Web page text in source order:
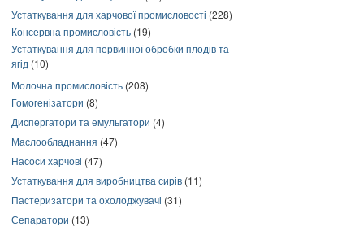
Устаткування для харчової промисловості (228)
Консервна промисловість (19)
Устаткування для первинної обробки плодів та
ягід (10)
Молочна промисловість (208)
Гомогенізатори (8)
Диспергатори та емульгатори (4)
Маслообладнання (47)
Насоси харчові (47)
Устаткування для виробництва сирів (11)
Пастеризатори та охолоджувачі (31)
Сепаратори (13)